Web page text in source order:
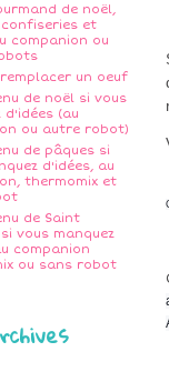
de noël,
et
companion ou
un oeuf
de noël si vous
d'idées (au
ou autre robot)
de pâques si
d'idées, au
thermomix et
de Saint
vous manquez
companion
ou sans robot